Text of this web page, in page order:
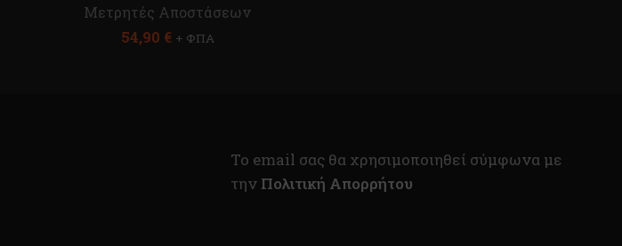
Μετρητές Αποστάσεων
54,90 € + ΦΠΑ
To email σας θα χρησιμοποιηθεί σύμφωνα με
την Πολιτική Απορρήτου